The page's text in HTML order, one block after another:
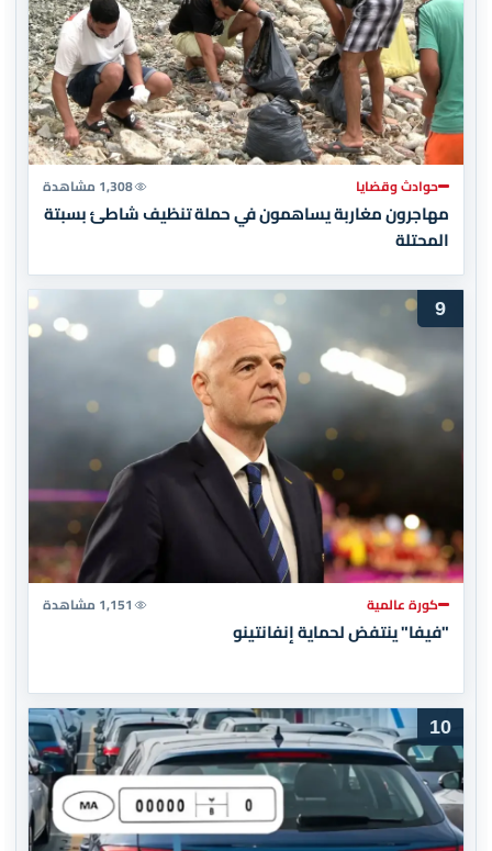
حوادث وقضايا 1,308 مشاهدة
مهاجرون مغاربة يساهمون في حملة تنظيف شاطئ بسبتة
المحتلة
9
كورة عالمية 1,151 مشاهدة
"فيفا" ينتفض لحماية إنفانتينو
10